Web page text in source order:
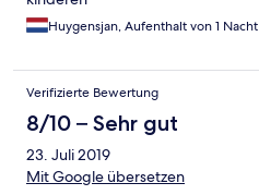
Huygensjan, Aufenthalt von 1 Nacht
Verifizierte Bewertung
8/10 – Sehr gut
23. Juli 2019
Mit Google übersetzen